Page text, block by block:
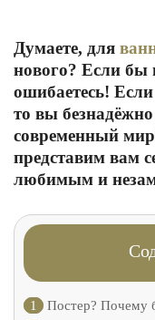
Думаете, для
нового? Если бы
ошибаетесь! Если
то вы
современный
представим вам
любимым и
1
Постер? Почему